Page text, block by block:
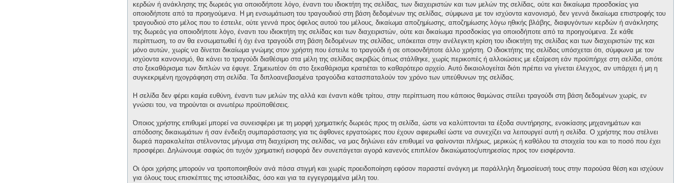
κερδών ή ανάκλησης της δωρεάς για οποιοδήποτε λόγο, έναντι του ιδιοκτήτη της σελίδας, των διαχειριστών και των μελών της σελίδας, ούτε και δικαίωμα προσδοκίας για
οποιοδήποτε από τα προηγούμενα. Η μη ενσωμάτωση του τραγουδιού στη βάση δεδομένων της σελίδας, σύμφωνα με τον ισχύοντα κανονισμό, δεν γεννά δικαίωμα επιστροφής του
τραγουδιού στο μέλος που το έστειλε, ούτε γεννά προς όφελος αυτού του μέλους, δικαίωμα αποζημίωσης, αποζημίωσης λόγω ηθικής βλάβης, διαφυγόντων κερδών ή ανάκλησης
της δωρεάς για οποιοδήποτε λόγο, έναντι του ιδιοκτήτη της σελίδας και των διαχειριστών, ούτε και δικαίωμα προσδοκίας για οποιοδήποτε από τα προηγούμενα. Σε κάθε
περίπτωση, το αν θα ενσωματωθεί ή όχι ένα τραγούδι στη βάση δεδομένων της σελίδας, υπόκειται στην ανέλεγκτη κρίση του ιδιοκτήτη της σελίδας και των διαχειριστών της και
μόνο αυτών, χωρίς να δίνεται δικαίωμα γνώμης στον χρήστη που έστειλε το τραγούδι ή σε οποιονδήποτε άλλο χρήστη. Ο ιδιοκτήτης της σελίδας υπόσχεται ότι, σύμφωνα με τον
ισχύοντα κανονισμό, θα κάνει το τραγούδι διαθέσιμο στα μέλη της σελίδας ακριβώς όπως στάλθηκε, χωρίς περικοπές ή αλλοιώσεις με εξαίρεση εάν προϋπήρχε στη σελίδα, οπότε
στο ξεκαθάρισμα των διπλών να έφυγε. Σημειωτέον ότι στο ξεκαθάρισμα κρατιέται το καθαρότερο αρχείο. Αυτό δικαιολογείται διότι πρέπει να γίνεται έλεγχος, αν υπάρχει ή μη η
συγκεκριμένη ηχογράφηση στη σελίδα. Τα διπλοανεβασμένα τραγούδια κατασπαταλούν τον χρόνο των υπεύθυνων της σελίδας.
Η σελίδα δεν φέρει καμία ευθύνη, έναντι των μελών της αλλά και έναντι κάθε τρίτου, στην περίπτωση που κάποιος θαμώνας στείλει τραγούδι στη βάση δεδομένων χωρίς, εν
γνώσει του, να τηρούνται οι ανωτέρω προϋποθέσεις.
Όποιος χρήστης επιθυμεί μπορεί να συνεισφέρει με τη μορφή χρηματικής δωρεάς προς τη σελίδα, ώστε να καλύπτονται τα έξοδα συντήρησης, ενοικίασης μηχανημάτων και
απόδοσης δικαιωμάτων ή σαν ένδειξη συμπαράστασης για τις άφθονες εργατοώρες που έχουν αφιερωθεί ώστε να συνεχίζει να λειτουργεί αυτή η σελίδα. Ο χρήστης που στέλνει
δωρεά παρακαλείται στέλνοντας μήνυμα στη διαχείριση της σελίδας, να μας δηλώνει εάν επιθυμεί να φαίνονται πλήρως, μερικώς ή καθόλου τα στοιχεία του και το ποσό που έχει
προσφέρει. Δηλώνουμε σαφώς ότι τυχόν χρηματική εισφορά δεν συνεπάγεται αγορά κανενός επιπλέον δικαιώματος/υπηρεσίας προς τον εισφέροντα.
Οι όροι χρήσης μπορούν να τροποποιηθούν ανά πάσα στιγμή και χωρίς προειδοποίηση εφόσον παραστεί ανάγκη με παράλληλη δημοσίευσή τους στην παρούσα θέση και ισχύουν
για όλους τους επισκέπτες της ιστοσελίδας, όσο και για τα εγγεγραμμένα μέλη του.